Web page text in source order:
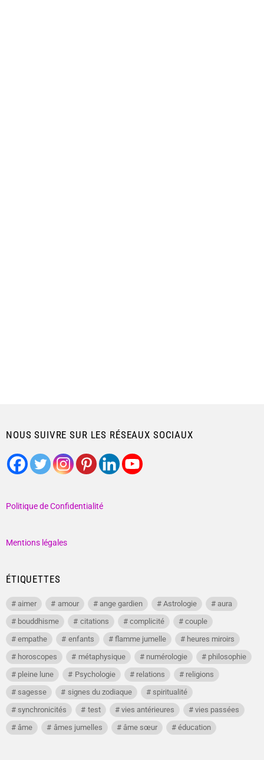
NOUS SUIVRE SUR LES RÉSEAUX SOCIAUX
Politique de Confidentialité
Mentions légales
ÉTIQUETTES
aimer amour ange gardien Astrologie
aura
bouddhisme
citations complicité
couple
empathe
enfants flamme jumelle
heures miroirs
horoscopes
métaphysique numérologie
philosophie
pleine lune
Psychologie relations
religions
sagesse
signes du zodiaque
spiritualité
synchronicités
test vies antérieures
vies passées
âme
âmes jumelles âme sœur éducation